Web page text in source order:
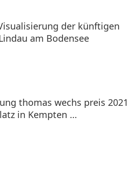
der künftigen
am Bodensee
thomas wechs preis 2021
in Kempten …